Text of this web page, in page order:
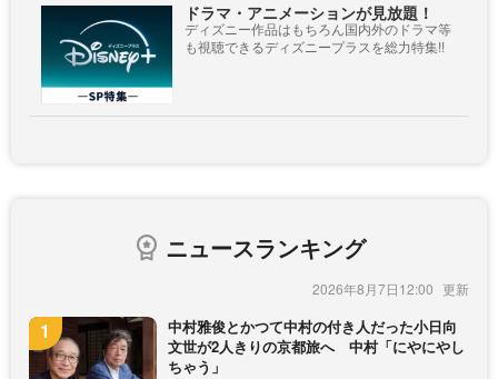
ドラマ・アニメーションが見放題！
ディズニー作品はもちろん国内外のドラマ等
も視聴できるディズニープラスを総力特集!!
ニュースランキング
2026年8月7日12:00
中村雅俊とかつて中村の付き人だった小日向
文世が2人きりの京都旅へ 中村「にやにやし
ちゃう」